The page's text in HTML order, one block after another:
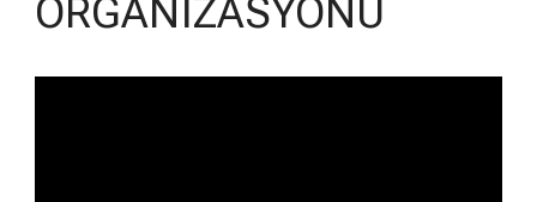
ORGANİZASYONU